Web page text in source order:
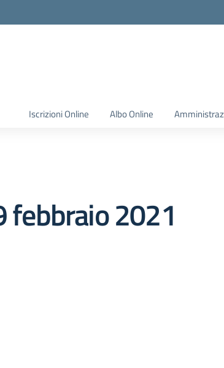
Iscrizioni Online Albo Online
febbraio 2021